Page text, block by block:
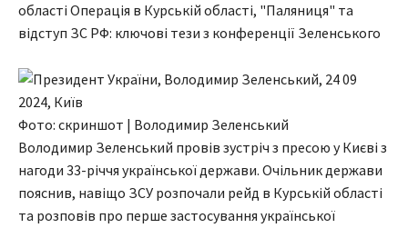
області Операція в Курській області, "Паляниця" та
відступ ЗС РФ: ключові тези з конференції Зеленського
Фото: скриншот | Володимир Зеленський
Володимир Зеленський провів зустріч з пресою у Києві з
нагоди 33-річчя української держави. Очільник держави
пояснив, навіщо ЗСУ розпочали рейд в Курській області
та розповів про перше застосування української